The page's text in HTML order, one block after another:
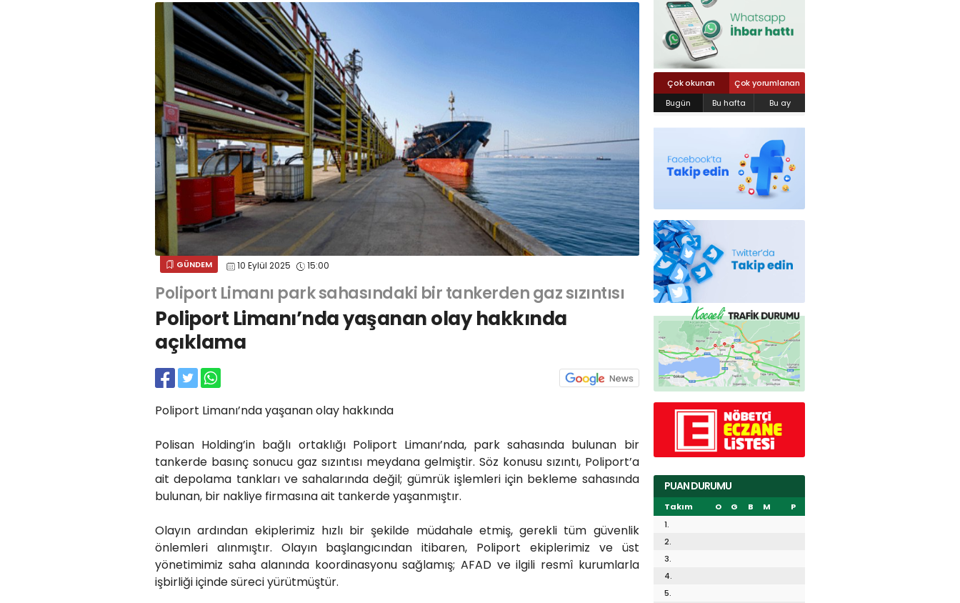
GÜNDEM 10 Eylül 2025 15:00
Poliport Limanı park sahasındaki bir tankerden gaz sızıntısı
Poliport Limanı’nda yaşanan olay hakkında
açıklama
Poliport Limanı’nda yaşanan olay hakkında
Polisan Holding’in bağlı ortaklığı Poliport Limanı’nda, park sahasında bulunan bir
tankerde basınç sonucu gaz sızıntısı meydana gelmiştir. Söz konusu sızıntı, Poliport’a
ait depolama tankları ve sahalarında değil; gümrük işlemleri için bekleme sahasında
bulunan, bir nakliye firmasına ait tankerde yaşanmıştır.
Olayın ardından ekiplerimiz hızlı bir şekilde müdahale etmiş, gerekli tüm güvenlik
önlemleri alınmıştır. Olayın başlangıcından itibaren, Poliport ekiplerimiz ve üst
yönetimimiz saha alanında koordinasyonu sağlamış; AFAD ve ilgili resmî kurumlarla
işbirliği içinde süreci yürütmüştür.
Çok okunan
Çok yorumlanan
Bugün
Bu hafta Bu ay
PUAN DURUMU
Takım O G B M
P
1.
2.
3.
4.
5.
Yahya Kaptan Mahallesi Akkavaklar
kocaelisokak@gmail.com